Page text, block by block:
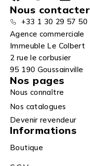
Nous contacter
+33 1 30 29 57 50
Agence commerciale
Immeuble Le Colbert
2 rue le corbusier
95 190 Goussainville
Nos pages
Nous connaître
Nos catalogues
Devenir revendeur
Informations
Boutique